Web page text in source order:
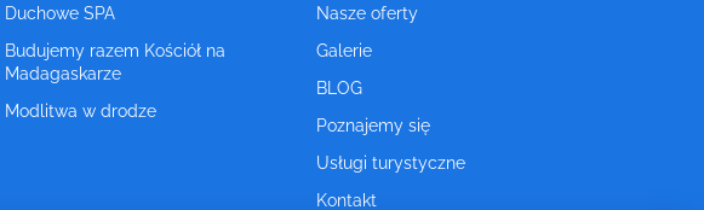
Duchowe SPA
Budujemy razem Kościół na
Madagaskarze
Modlitwa w drodze
Nasze oferty
Galerie
BLOG
Poznajemy się
Usługi turystyczne
Kontakt